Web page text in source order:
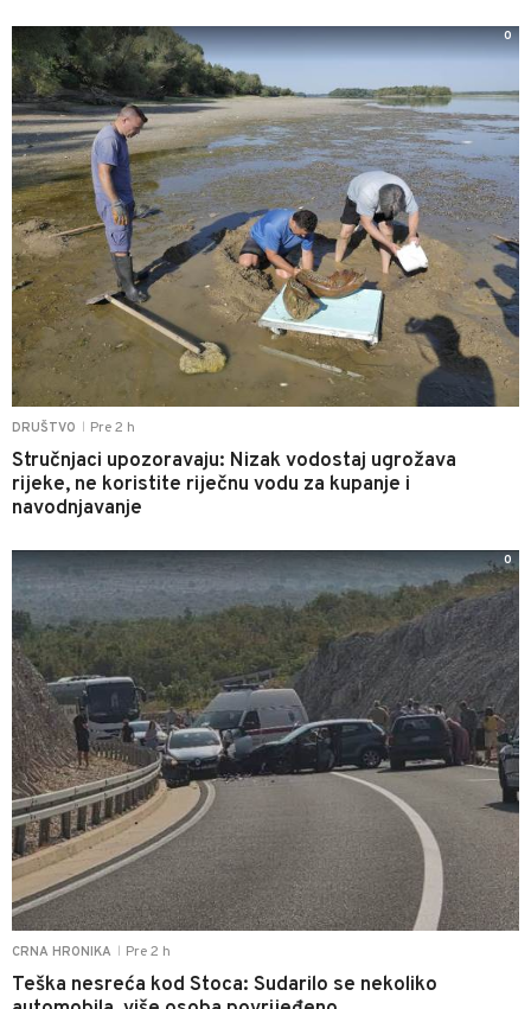
DRUŠTVO Pre 2 h
Stručnjaci upozoravaju: Nizak vodostaj ugrožava
rijeke, ne koristite riječnu vodu za kupanje i
navodnjavanje
0
CRNA HRONIKA Pre 2 h
Teška nesreća kod Stoca: Sudarilo se nekoliko
0